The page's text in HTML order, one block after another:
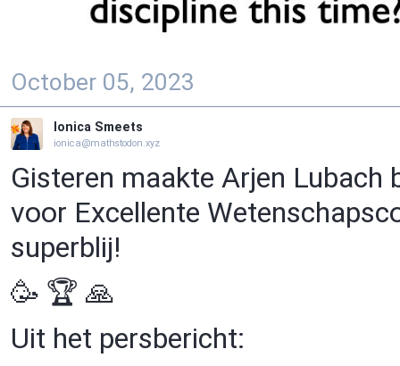
October 05, 2023
Ionica Smeets
ionica@mathstodon.xyz
Gisteren maakte Arjen
voor Excellente
superblij!
🥳 🏆 🙏
Uit het persbericht: